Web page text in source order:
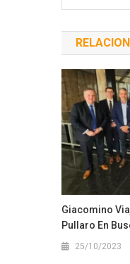
Giacomino
Pullaro En
25/10/2023